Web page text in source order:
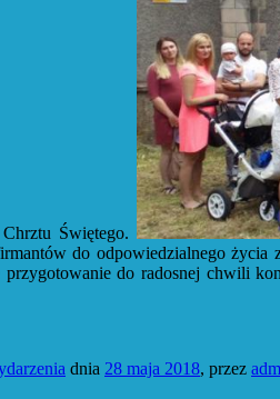
Świętego.
do odpowiedzialnego
do radosnej chwili
dnia 28 maja 2018, przez